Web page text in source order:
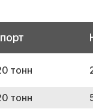
тонн
тонн